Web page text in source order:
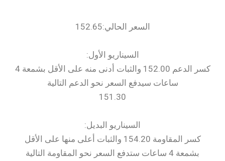
السعر الحالي:152.65
السيناريو الأول:
كسر الدعم 152.00 والثبات أدنى منه على الأقل بشمعة 4
ساعات سيدفع السعر نحو الدعم التالية
151.30
السيناريو البديل:
كسر المقاومة 154.20 والثبات أعلى منها على الأقل
بشمعة 4 ساعات ستدفع السعر نحو المقاومة التالية